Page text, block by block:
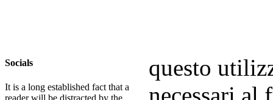
Socials
It is a long established fact that a
reader will be distracted by the
questo
necessari al